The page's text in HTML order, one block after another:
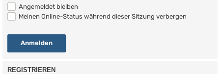
Angemeldet bleiben
Meinen Online-Status während dieser Sitzung verbergen
REGISTRIEREN